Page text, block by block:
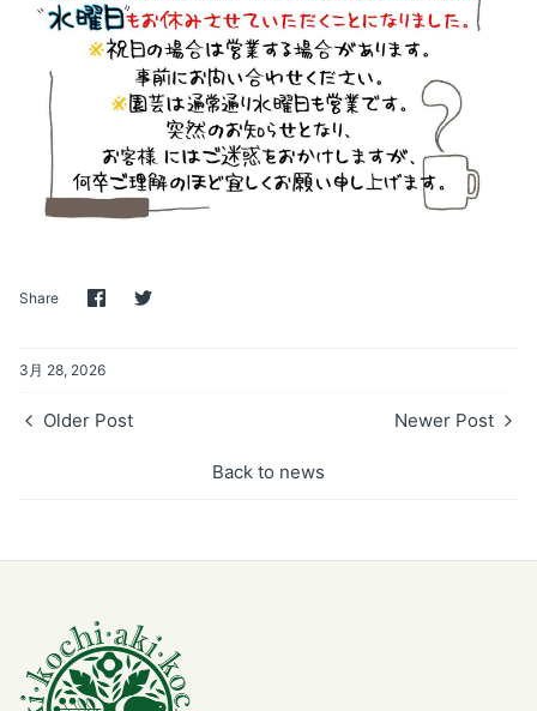
Share Share
on
Share
3月 28, 2026
Older Post
Back to news
Newer Post